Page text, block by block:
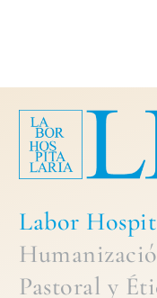
Labor
Pastoral y